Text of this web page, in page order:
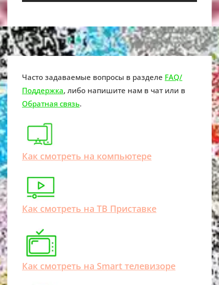
Часто задаваемые вопросы в разделе FAQ/
Поддержка, либо напишите нам в чат или в
Обратная связь.
Как смотреть на компьютере
Как смотреть на ТВ Приставке
Как смотреть на Smart телевизоре